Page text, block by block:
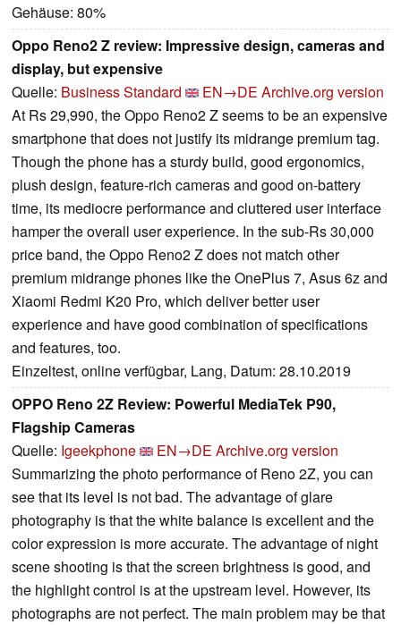
Gehäuse: 80%
Oppo Reno2 Z review: Impressive design, cameras and
display, but expensive
Quelle: Business Standard EN→DE Archive.org version
At Rs 29,990, the Oppo Reno2 Z seems to be an expensive
smartphone that does not justify its midrange premium tag.
Though the phone has a sturdy build, good ergonomics,
plush design, feature-rich cameras and good on-battery
time, its mediocre performance and cluttered user interface
hamper the overall user experience. In the sub-Rs 30,000
price band, the Oppo Reno2 Z does not match other
premium midrange phones like the OnePlus 7, Asus 6z and
Xiaomi Redmi K20 Pro, which deliver better user
experience and have good combination of specifications
and features, too.
Einzeltest, online verfügbar, Lang, Datum: 28.10.2019
OPPO Reno 2Z Review: Powerful MediaTek P90,
Flagship Cameras
Quelle: Igeekphone EN→DE Archive.org version
Summarizing the photo performance of Reno 2Z, you can
see that its level is not bad. The advantage of glare
photography is that the white balance is excellent and the
color expression is more accurate. The advantage of night
scene shooting is that the screen brightness is good, and
the highlight control is at the upstream level. However, its
photographs are not perfect. The main problem may be that